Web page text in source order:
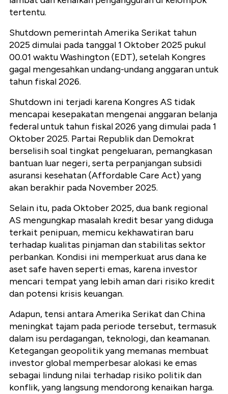
tertentu.
Shutdown pemerintah Amerika Serikat tahun
2025 dimulai pada tanggal 1 Oktober 2025 pukul
00.01 waktu Washington (EDT), setelah Kongres
gagal mengesahkan undang-undang anggaran untuk
tahun fiskal 2026.
Shutdown ini terjadi karena Kongres AS tidak
mencapai kesepakatan mengenai anggaran belanja
federal untuk tahun fiskal 2026 yang dimulai pada 1
Oktober 2025. Partai Republik dan Demokrat
berselisih soal tingkat pengeluaran, pemangkasan
bantuan luar negeri, serta perpanjangan subsidi
asuransi kesehatan (Affordable Care Act) yang
akan berakhir pada November 2025.
Selain itu, pada Oktober 2025, dua bank regional
AS mengungkap masalah kredit besar yang diduga
terkait penipuan, memicu kekhawatiran baru
terhadap kualitas pinjaman dan stabilitas sektor
perbankan. Kondisi ini memperkuat arus dana ke
aset safe haven seperti emas, karena investor
mencari tempat yang lebih aman dari risiko kredit
dan potensi krisis keuangan.
Adapun, tensi antara Amerika Serikat dan China
meningkat tajam pada periode tersebut, termasuk
dalam isu perdagangan, teknologi, dan keamanan.
Ketegangan geopolitik yang memanas membuat
investor global memperbesar alokasi ke emas
sebagai lindung nilai terhadap risiko politik dan
konflik, yang langsung mendorong kenaikan harga.